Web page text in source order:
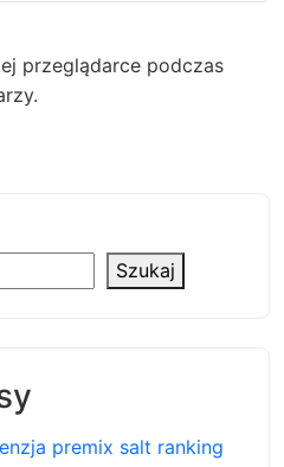
przeglądarce podczas
Szukaj
premix salt ranking